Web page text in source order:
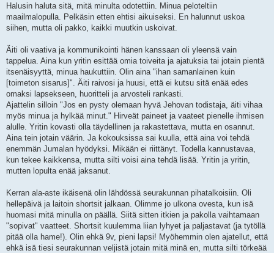
Halusin haluta sitä, mitä minulta odotettiin. Minua peloteltiin
maailmalopulla. Pelkäsin etten ehtisi aikuiseksi. En halunnut uskoa
siihen, mutta oli pakko, kaikki muutkin uskoivat.
Äiti oli vaativa ja kommunikointi hänen kanssaan oli yleensä vain
tappelua. Aina kun yritin esittää omia toiveita ja ajatuksia tai jotain pientä
itsenäisyyttä, minua haukuttiin. Olin aina "ihan samanlainen kuin
[toimeton sisarus]". Äiti raivosi ja huusi, että ei kutsu sitä enää edes
omaksi lapsekseen, huoritteli ja arvosteli rankasti.
Ajattelin silloin "Jos en pysty olemaan hyvä Jehovan todistaja, äiti vihaa
myös minua ja hylkää minut." Hirveät paineet ja vaateet pienelle ihmisen
alulle. Yritin kovasti olla täydellinen ja rakastettava, mutta en osannut.
Aina tein jotain väärin. Ja kokouksissa sai kuulla, että aina voi tehdä
enemmän Jumalan hyödyksi. Mikään ei riittänyt. Todella kannustavaa,
kun tekee kaikkensa, mutta silti voisi aina tehdä lisää. Yritin ja yritin,
mutten lopulta enää jaksanut.
Kerran ala-aste ikäisenä olin lähdössä seurakunnan pihatalkoisiin. Oli
hellepäivä ja laitoin shortsit jalkaan. Olimme jo ulkona ovesta, kun isä
huomasi mitä minulla on päällä. Siitä sitten itkien ja pakolla vaihtamaan
"sopivat" vaatteet. Shortsit kuulemma liian lyhyet ja paljastavat (ja tytöllä
pitää olla hame!). Olin ehkä 9v, pieni lapsi! Myöhemmin olen ajatellut, että
ehkä isä tiesi seurakunnan veljistä jotain mitä minä en, mutta silti törkeää